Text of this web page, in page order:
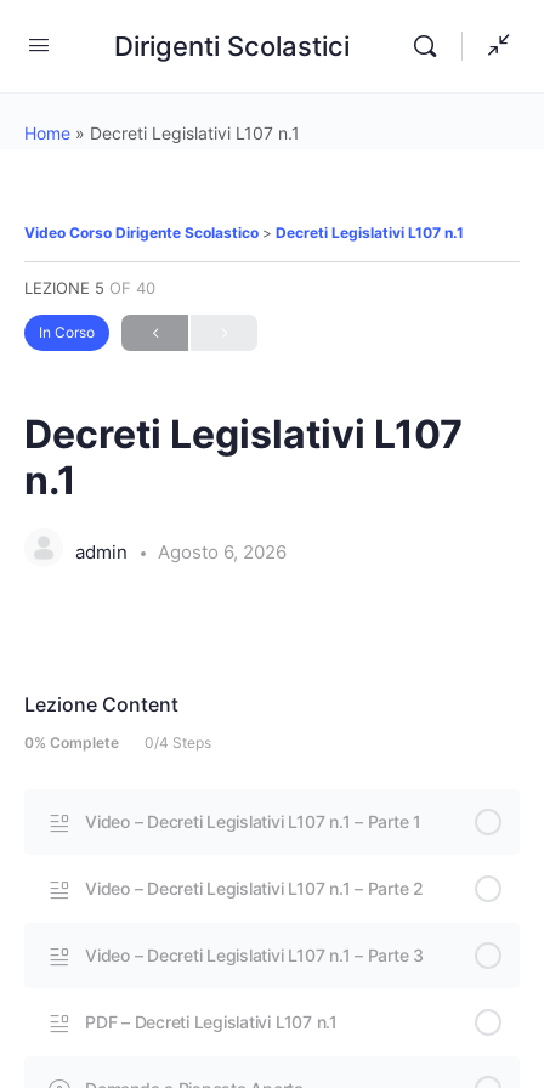
Dirigenti Scolastici
Home » Decreti Legislativi L107 n.1
Video Corso Dirigente Scolastico Decreti Legislativi L107 n.1
LEZIONE 5 OF 40
In Corso
Decreti Legislativi L107
n.1
admin Agosto 6, 2026
Lezione Content
0% Complete 0/4 Steps
Video – Decreti Legislativi L107 n.1 – Parte 1
Video – Decreti Legislativi L107 n.1 – Parte 2
Video – Decreti Legislativi L107 n.1 – Parte 3
PDF – Decreti Legislativi L107 n.1